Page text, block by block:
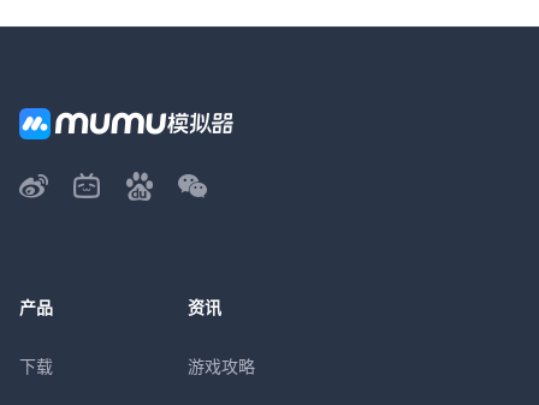
产品
下载
资讯
游戏攻略